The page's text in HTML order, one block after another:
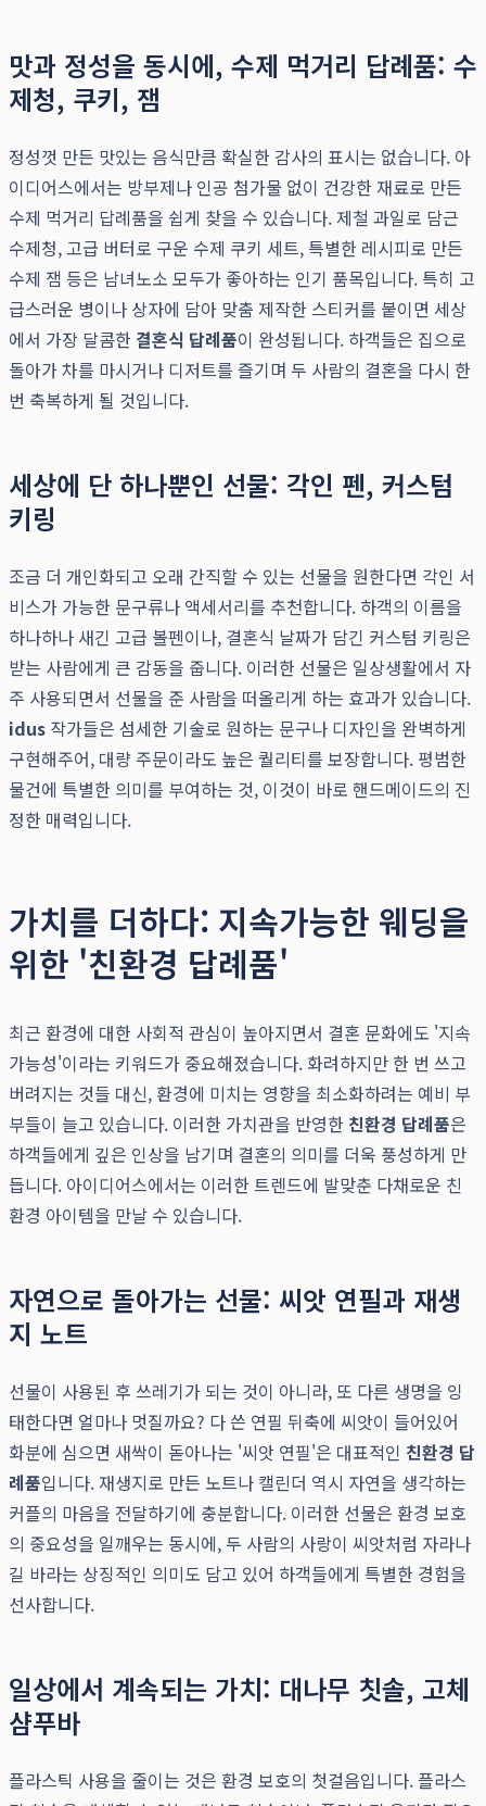
맛과 정성을 동시에, 수제 먹거리 답례품: 수
제청, 쿠키, 잼
정성껏 만든 맛있는 음식만큼 확실한 감사의 표시는 없습니다. 아
이디어스에서는 방부제나 인공 첨가물 없이 건강한 재료로 만든
수제 먹거리 답례품을 쉽게 찾을 수 있습니다. 제철 과일로 담근
수제청, 고급 버터로 구운 수제 쿠키 세트, 특별한 레시피로 만든
수제 잼 등은 남녀노소 모두가 좋아하는 인기 품목입니다. 특히 고
급스러운 병이나 상자에 담아 맞춤 제작한 스티커를 붙이면 세상
에서 가장 달콤한 결혼식 답례품이 완성됩니다. 하객들은 집으로
돌아가 차를 마시거나 디저트를 즐기며 두 사람의 결혼을 다시 한
번 축복하게 될 것입니다.
세상에 단 하나뿐인 선물: 각인 펜, 커스텀
키링
조금 더 개인화되고 오래 간직할 수 있는 선물을 원한다면 각인 서
비스가 가능한 문구류나 액세서리를 추천합니다. 하객의 이름을
하나하나 새긴 고급 볼펜이나, 결혼식 날짜가 담긴 커스텀 키링은
받는 사람에게 큰 감동을 줍니다. 이러한 선물은 일상생활에서 자
주 사용되면서 선물을 준 사람을 떠올리게 하는 효과가 있습니다.
idus 작가들은 섬세한 기술로 원하는 문구나 디자인을 완벽하게
구현해주어, 대량 주문이라도 높은 퀄리티를 보장합니다. 평범한
물건에 특별한 의미를 부여하는 것, 이것이 바로 핸드메이드의 진
정한 매력입니다.
가치를 더하다: 지속가능한 웨딩을
위한 '친환경 답례품'
최근 환경에 대한 사회적 관심이 높아지면서 결혼 문화에도 '지속
가능성'이라는 키워드가 중요해졌습니다. 화려하지만 한 번 쓰고
버려지는 것들 대신, 환경에 미치는 영향을 최소화하려는 예비 부
부들이 늘고 있습니다. 이러한 가치관을 반영한 친환경 답례품은
하객들에게 깊은 인상을 남기며 결혼의 의미를 더욱 풍성하게 만
듭니다. 아이디어스에서는 이러한 트렌드에 발맞춘 다채로운 친
환경 아이템을 만날 수 있습니다.
자연으로 돌아가는 선물: 씨앗 연필과 재생
지 노트
선물이 사용된 후 쓰레기가 되는 것이 아니라, 또 다른 생명을 잉
태한다면 얼마나 멋질까요? 다 쓴 연필 뒤축에 씨앗이 들어있어
화분에 심으면 새싹이 돋아나는 '씨앗 연필'은 대표적인 친환경 답
례품입니다. 재생지로 만든 노트나 캘린더 역시 자연을 생각하는
커플의 마음을 전달하기에 충분합니다. 이러한 선물은 환경 보호
의 중요성을 일깨우는 동시에, 두 사람의 사랑이 씨앗처럼 자라나
길 바라는 상징적인 의미도 담고 있어 하객들에게 특별한 경험을
선사합니다.
일상에서 계속되는 가치: 대나무 칫솔, 고체
샴푸바
플라스틱 사용을 줄이는 것은 환경 보호의 첫걸음입니다. 플라스